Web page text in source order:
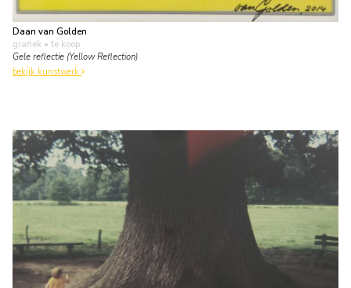
Daan van Golden
grafiek • te koop
Gele reflectie (Yellow Reflection)
bekijk kunstwerk